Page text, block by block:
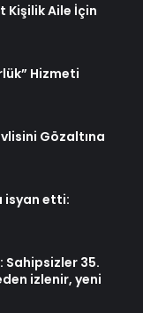
Kişilik Aile İçin
Hizmeti
Gözaltına
isyan etti:
Sahipsizler 35.
izlenir, yeni